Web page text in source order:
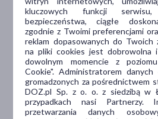
Dlaczego DOZ.pl
Niższe koszta leczenia
Darmowa dostawa do
Bezpłatna Infolinia dla
Pacjentów.
kluczowych funkcji
bezpieczeństwa, ciągłe
zgodnie z Twoimi preferencjami
reklam dopasowanych do Twoich
na pliki cookies jest dobrowolna
dowolnym momencie z
Cookie". Administratorem
gromadzonych za pośrednictwem
DOZ.pl Sp. z o. o. z siedzibą w
przypadkach nasi Partnerzy.
przetwarzania danych